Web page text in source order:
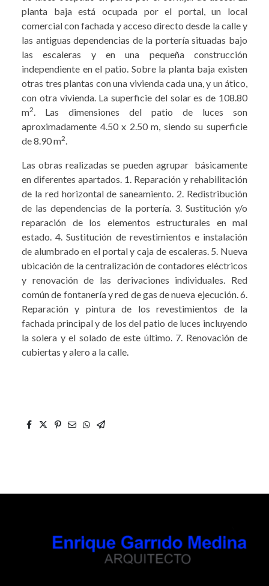
planta baja está ocupada por el portal, un local
comercial con fachada y acceso directo desde la calle y
las antiguas dependencias de la portería situadas bajo
las escaleras y en una pequeña construcción
independiente en el patio. Sobre la planta baja existen
otras tres plantas con una vivienda cada una, y un ático,
con otra vivienda. La superficie del solar es de 108.80
m2. Las dimensiones del patio de luces son
aproximadamente 4.50 x 2.50 m, siendo su superficie
de 8.90 m2.
Las obras realizadas se pueden agrupar básicamente
en diferentes apartados. 1. Reparación y rehabilitación
de la red horizontal de saneamiento. 2. Redistribución
de las dependencias de la portería. 3. Sustitución y/o
reparación de los elementos estructurales en mal
estado. 4. Sustitución de revestimientos e instalación
de alumbrado en el portal y caja de escaleras. 5. Nueva
ubicación de la centralización de contadores eléctricos
y renovación de las derivaciones individuales. Red
común de fontanería y red de gas de nueva ejecución. 6.
Reparación y pintura de los revestimientos de la
fachada principal y de los del patio de luces incluyendo
la solera y el solado de este último. 7. Renovación de
cubiertas y alero a la calle.